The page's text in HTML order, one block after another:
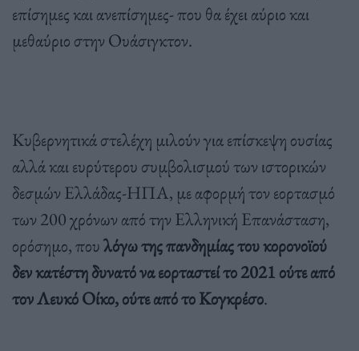
επίσημες και ανεπίσημες- που θα έχει αύριο και
μεθαύριο στην Ουάσιγκτον.
Κυβερνητικά στελέχη μιλούν για επίσκεψη ουσίας
αλλά και ευρύτερου συμβολισμού των ιστορικών
δεσμών Ελλάδας-ΗΠΑ, με αφορμή τον εορτασμό
των 200 χρόνων από την Ελληνική Επανάσταση,
ορόσημο, πουλόγω της πανδημίας του κορονοϊού
δεν κατέστη δυνατό να εορταστεί το 2021 ούτε από
τον Λευκό Οίκο, ούτε από το Κογκρέσο.